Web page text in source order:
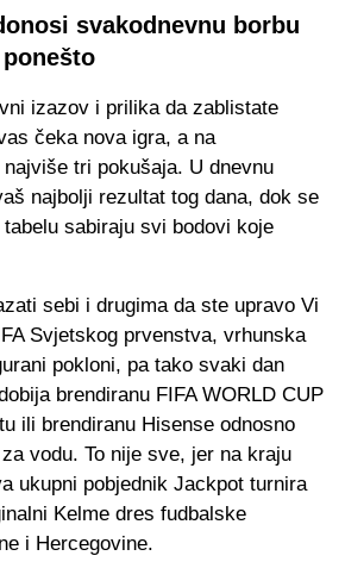
svakodnevnu borbu
izazov i prilika da zablistate
čeka nova igra, a na
tri pokušaja. U dnevnu
najbolji rezultat tog dana, dok se
sabiraju svi bodovi koje
sebi i drugima da ste upravo Vi
Svjetskog prvenstva, vrhunska
pokloni, pa tako svaki dan
brendiranu FIFA WORLD CUP
ili brendiranu Hisense odnosno
vodu. To nije sve, jer na kraju
ukupni pobjednik Jackpot turnira
Kelme dres fudbalske
i Hercegovine.